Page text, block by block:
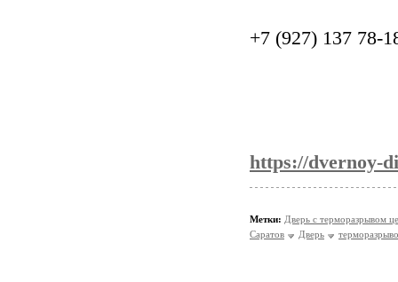
+7 (927) 137 78-
https://dvernoy-
Метки: Дверь с терморазрывом
Саратов
Дверь